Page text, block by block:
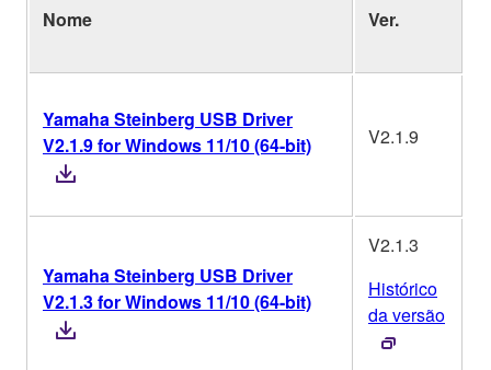
Nome Ver.
Yamaha Steinberg USB Driver
V2.1.9 for Windows 11/10 (64-bit)
V2.1.9
Yamaha Steinberg USB Driver
V2.1.3 for Windows 11/10 (64-bit)
V2.1.3
Histórico
da versão